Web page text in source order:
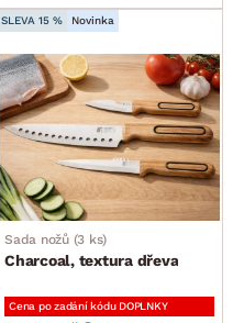
SLEVA 15 % Novinka
Sada nožů (3 ks)
Charcoal, textura dřeva
Cena po zadání kódu DOPLNKY